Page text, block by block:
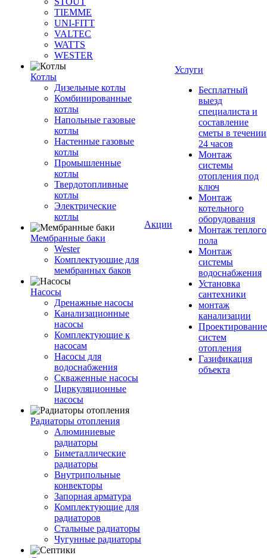
TIEMME
UNI-FITT
VALTEC
WATTS
WESTER
Котлы
Дизельные котлы
Комбинированные
котлы
Напольные газовые
котлы
Настенные газовые
котлы
Промышленные
котлы
Твердотопливные
котлы
Электрические
котлы
Мембранные баки
Wester
Комплектуюшие для
мембранных баков
Насосы
Дренажные насосы
Канализационные
насосы
Комплектующие к
насосам
Насосы для
водоснабжения
Скваженные насосы
Циркуляционные
насосы
Радиаторы отопления
Алюминиевые
радиаторы
Биметаллические
радиаторы
Внутрипольные
конвекторы
Запорная арматура
Комплектующие для
радиаторов
Стальные радиаторы
Чугунные радиаторы
Акции
Услуги
Бесплатный
выезд
специалиста и
составление
сметы в течении
24 часов
Монтаж
системы
отопления под
ключ
Монтаж
котельного
оборудования
Монтаж теплого
пола
Монтаж
системы
водоснабжения
Установка
сантехники
монтаж
канализации
Проектирование
систем
отопления
Газификация
объекта